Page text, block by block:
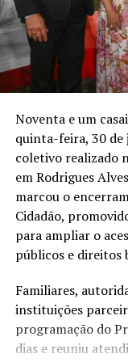
Um dos relatos
que cedeu parte
dos primeiros
imóvel disponível
instalado na sala
quatro anos.
A roda de
Cidadão, iniciativa
documentação e
Alves. A
casamento
X
LinkedIn
Noventa e um
quinta-feira, 30
coletivo realizado
em Rodrigues
marcou o
Cidadão,
para ampliar o
públicos e direitos
Familiares,
instituições
programação do
dias e reuniu